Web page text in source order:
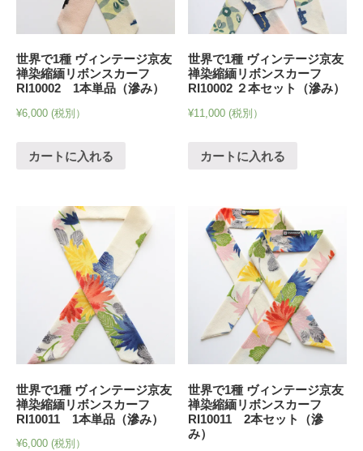
世界で1種 ヴィンテージ京友
禅染縮緬リボンスカーフ
RI10002 1本単品（滲み）
¥6,000 (税別）
カートに入れる
世界で1種 ヴィンテージ京友
禅染縮緬リボンスカーフ
RI10002 ２本セット（滲み）
¥11,000 (税別）
カートに入れる
世界で1種 ヴィンテージ京友
禅染縮緬リボンスカーフ
RI10011 1本単品（滲み）
¥6,000 (税別）
世界で1種 ヴィンテージ京友
禅染縮緬リボンスカーフ
RI10011 2本セット（滲
み）